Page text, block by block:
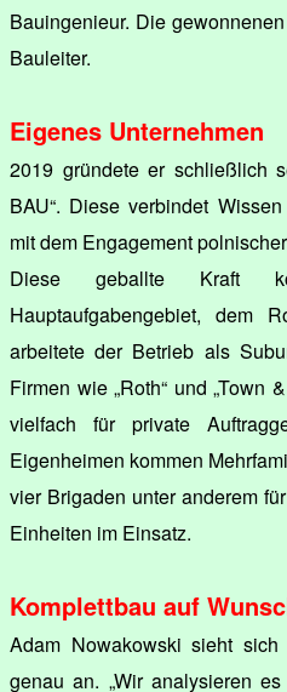
Bauingenieur. Die
Bauleiter.
Eigenes Unternehmen
2019 gründete er schließlich
BAU“. Diese verbindet
mit dem Engagement
Diese geballte Kraft
Hauptaufgabengebiet, dem
arbeitete der Betrieb als
Firmen wie „Roth“ und „Town
vielfach für private
Eigenheimen kommen
vier Brigaden unter anderem
Einheiten im Einsatz.
Komplettbau auf
Adam Nowakowski sieht
genau an. „Wir analysieren